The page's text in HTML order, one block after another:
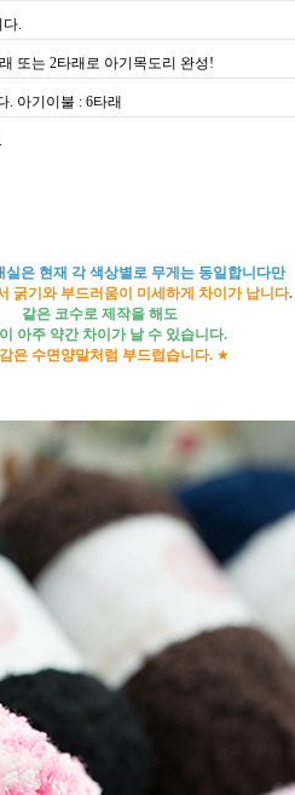
.
또는 2타래로 아기목도리 완성!
. 아기이불 : 6타래
은 현재 각 색상별로 무게는 동일합니다만
굵기와 부드러움이 미세하게 차이가 납니다.
같은 코수로 제작을 해도
아주 약간 차이가 날 수 있습니다.
은 수면양말처럼 부드럽습니다. ★